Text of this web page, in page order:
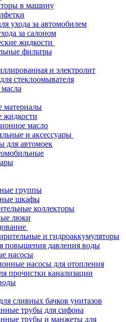
в машину
ухода за автомобилем
за салоном
жидкости
фильтры
и электролит
стеклоомывателя
материалы
жидкости
масло
и аксессуары
для автомоек
группы
шкафы
коллекторы
люки
и гидроаккумуляторы
повышения давления воды
насосы
насосы для отопления
прочистки канализации
сливных бачков унитазов
трубы для сифона
трубы и манжеты для